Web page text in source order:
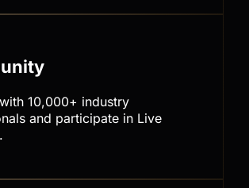
10,000+ industry
and participate in Live